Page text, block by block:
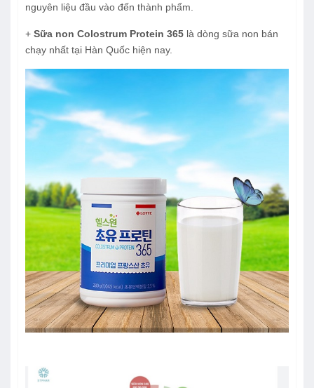
nguyên liệu đầu vào đến thành phẩm.
+ Sữa non Colostrum Protein 365 là dòng sữa non bán
chạy nhất tại Hàn Quốc hiện nay.